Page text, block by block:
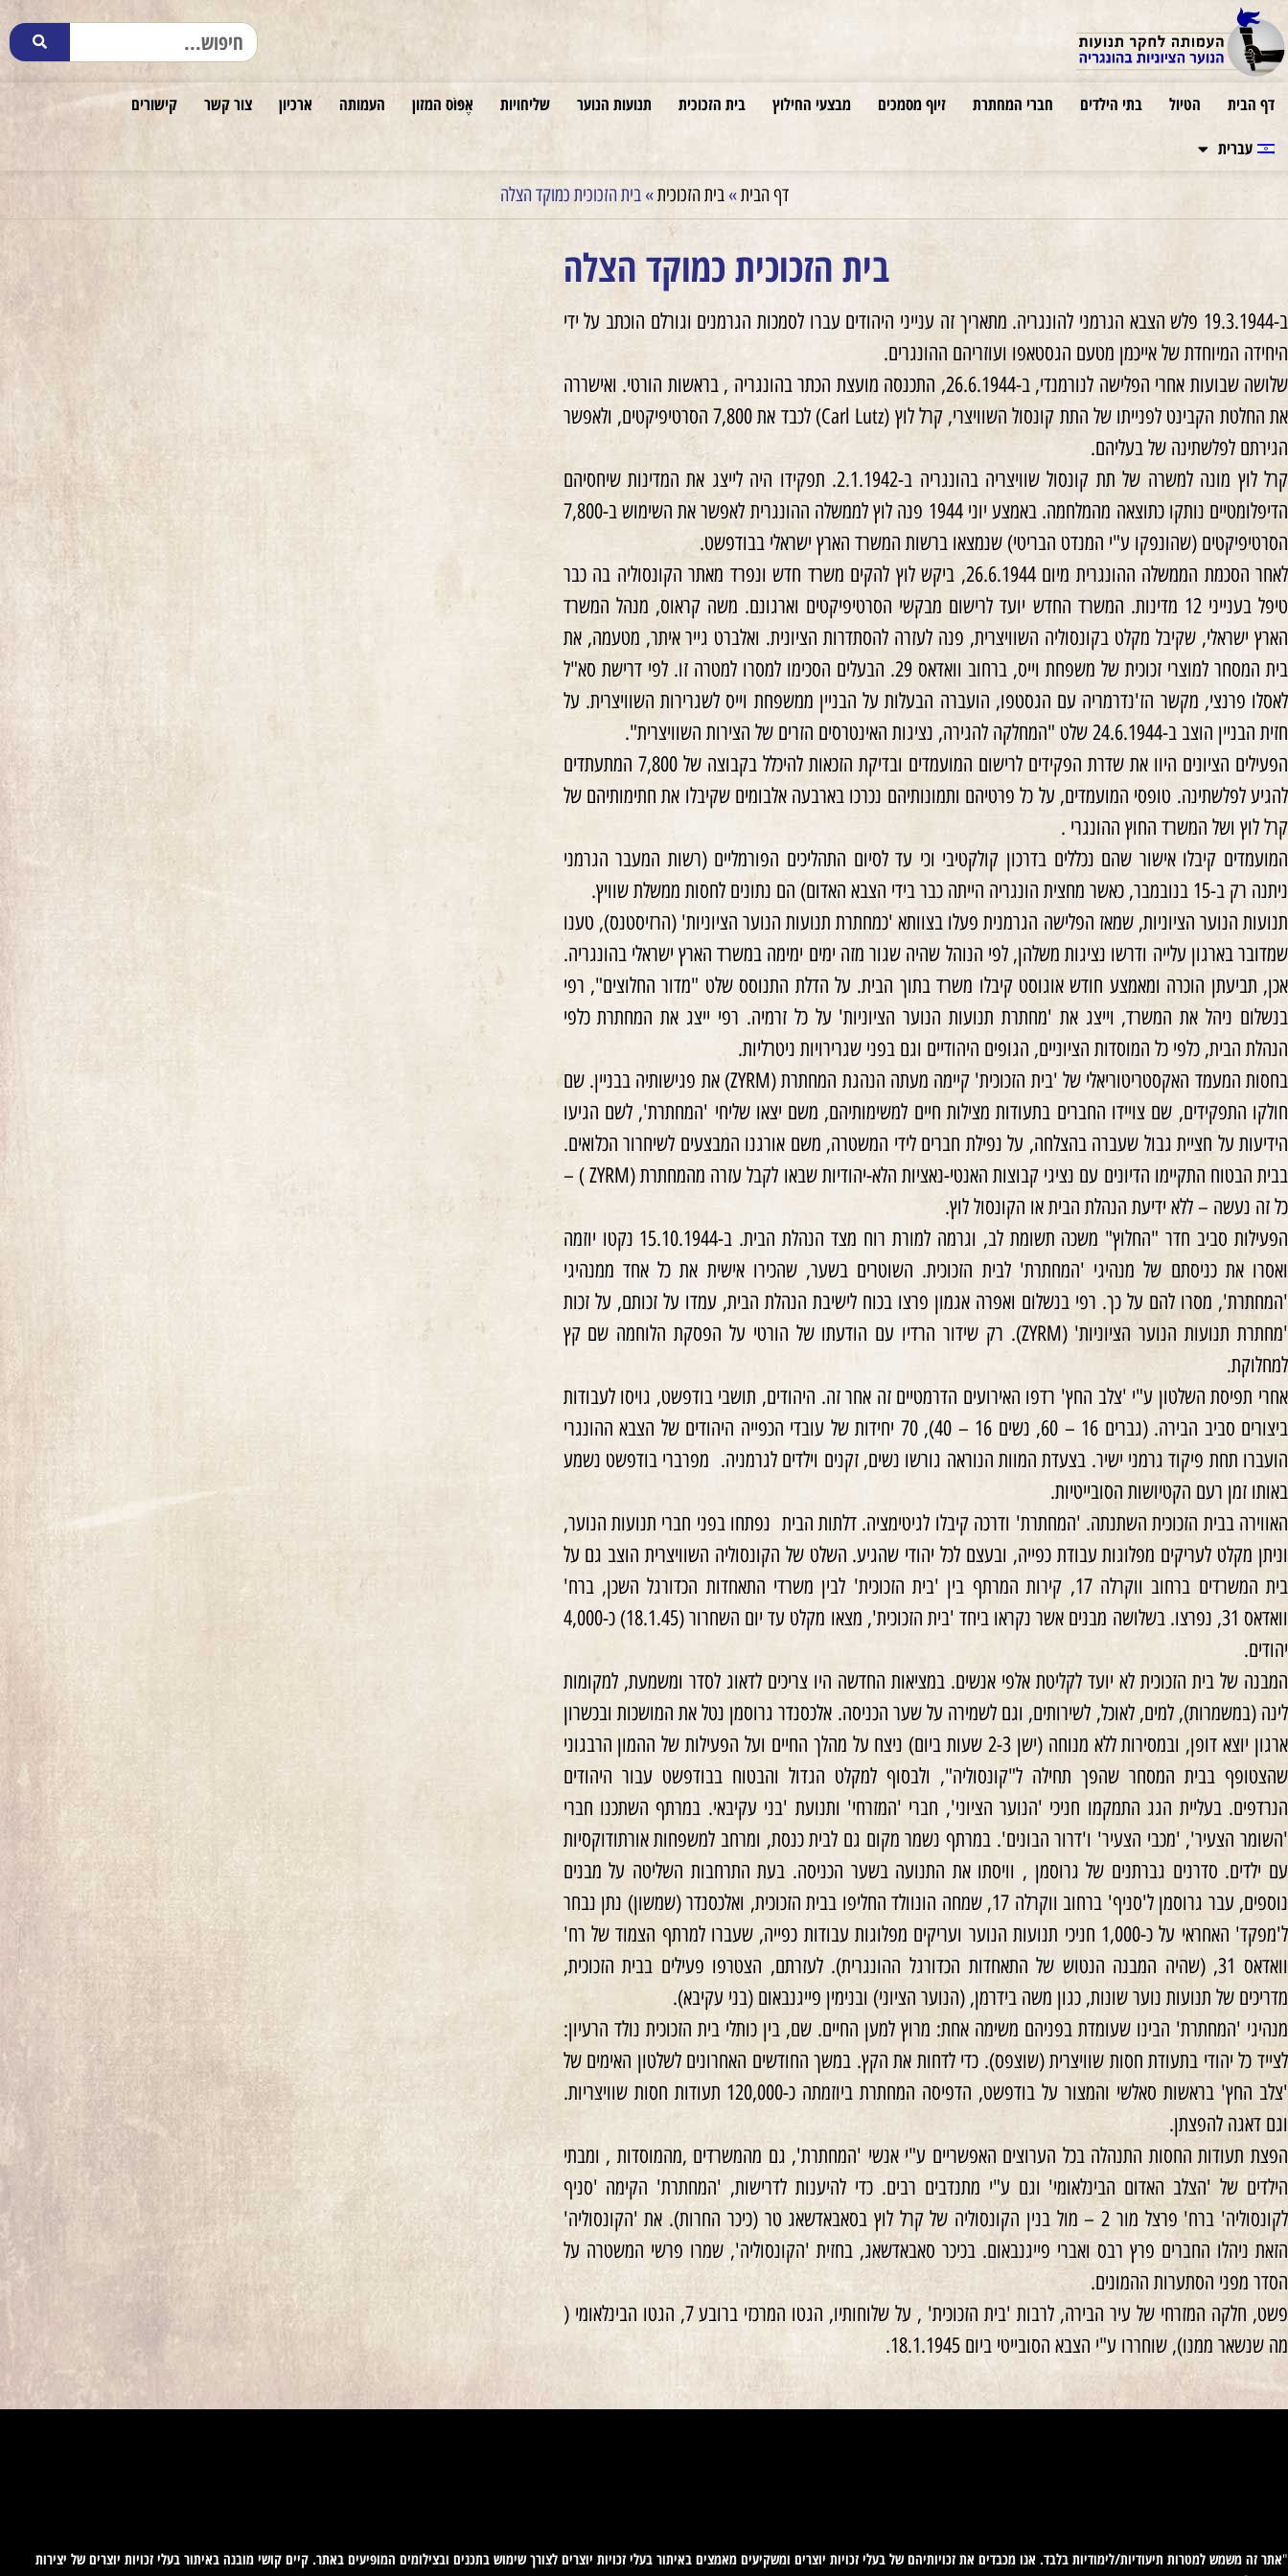
דף הבית הטיול בתי הילדים חברי המחתרת זיוף מסמכים מבצעי החילוץ בית הזכוכית תנועות הנוער שליחויות אֶפּוֹס המזון העמותה ארכיון צור קשר
קישורים
עברית
דף הבית»בית הזכוכית»בית הזכוכית כמוקד הצלה
בית הזכוכית כמוקד הצלה
ב-19.3.1944 פלש הצבא הגרמני להונגריה. מתאריך זה ענייני היהודים עברו לסמכות הגרמנים וגורלם הוכתב על ידי
היחידה המיוחדת של אייכמן מטעם הגסטאפו ועוזריהם ההונגרים.
שלושה שבועות אחרי הפלישה לנורמנדי, ב-26.6.1944, התכנסה מועצת הכתר בהונגריה , בראשות הורטי. ואישררה
את החלטת הקבינט לפנייתו של התת קונסול השוויצרי, קרל לוץ (Carl Lutz) לכבד את 7,800 הסרטיפיקטים, ולאפשר
הגירתם לפלשתינה של בעליהם.
קרל לוץ מונה למשרה של תת קונסול שוויצריה בהונגריה ב-2.1.1942. תפקידו היה לייצג את המדינות שיחסיהם
הדיפלומטיים נותקו כתוצאה מהמלחמה. באמצע יוני 1944 פנה לוץ לממשלה ההונגרית לאפשר את השימוש ב-7,800
הסרטיפיקטים (שהונפקו ע"י המנדט הבריטי) שנמצאו ברשות המשרד הארץ ישראלי בבודפשט.
לאחר הסכמת הממשלה ההונגרית מיום 26.6.1944, ביקש לוץ להקים משרד חדש ונפרד מאתר הקונסוליה בה כבר
טיפל בענייני 12 מדינות. המשרד החדש יועד לרישום מבקשי הסרטיפיקטים וארגונם. משה קראוס, מנהל המשרד
הארץ ישראלי, שקיבל מקלט בקונסוליה השוויצרית, פנה לעזרה להסתדרות הציונית. ואלברט גייר איתר, מטעמה, את
בית המסחר למוצרי זכוכית של משפחת וייס, ברחוב וואדאס 29. הבעלים הסכימו למסרו למטרה זו. לפי דרישת סא"ל
לאסלו פרנצי, מקשר הז'נדרמריה עם הגסטפו, הועברה הבעלות על הבניין ממשפחת וייס לשגרירות השוויצרית. על
חזית הבניין הוצב ב-24.6.1944 שלט "המחלקה להגירה, נציגות האינטרסים הזרים של הצירות השוויצרית".
הפעילים הציונים היוו את שדרת הפקידים לרישום המועמדים ובדיקת הזכאות להיכלל בקבוצה של 7,800 המתעתדים
להגיע לפלשתינה. טופסי המועמדים, על כל פרטיהם ותמונותיהם נכרכו בארבעה אלבומים שקיבלו את חתימותיהם של
קרל לוץ ושל המשרד החוץ ההונגרי .
המועמדים קיבלו אישור שהם נכללים בדרכון קולקטיבי וכי עד לסיום התהליכים הפורמליים (רשות המעבר הגרמני
ניתנה רק ב-15 בנובמבר, כאשר מחצית הונגריה הייתה כבר בידי הצבא האדום) הם נתונים לחסות ממשלת שוויץ.
תנועות הנוער הציוניות, שמאז הפלישה הגרמנית פעלו בצוותא 'כמחתרת תנועות הנוער הציוניות' (הרזיסטנס), טענו
שמדובר בארגון עלייה ודרשו נציגות משלהן, לפי הנוהל שהיה שגור מזה ימים ימימה במשרד הארץ ישראלי בהונגריה.
אכן, תביעתן הוכרה ומאמצע חודש אוגוסט קיבלו משרד בתוך הבית. על הדלת התנוסס שלט "מדור החלוצים", רפי
בנשלום ניהל את המשרד, וייצג את 'מחתרת תנועות הנוער הציוניות' על כל זרמיה. רפי ייצג את המחתרת כלפי
הנהלת הבית, כלפי כל המוסדות הציוניים, הגופים היהודיים וגם בפני שגרירויות ניטרליות.
בחסות המעמד האקסטריטוריאלי של 'בית הזכוכית' קיימה מעתה הנהגת המחתרת (ZYRM) את פגישותיה בבניין. שם
חולקו התפקידים, שם צויידו החברים בתעודות מצילות חיים למשימותיהם, משם יצאו שליחי 'המחתרת', לשם הגיעו
הידיעות על חציית גבול שעברה בהצלחה, על נפילת חברים לידי המשטרה, משם אורגנו המבצעים לשיחרור הכלואים.
בבית הבטוח התקיימו הדיונים עם נציגי קבוצות האנטי-נאציות הלא-יהודיות שבאו לקבל עזרה מהמחתרת (ZYRM ) –
כל זה נעשה – ללא ידיעת הנהלת הבית או הקונסול לוץ.
הפעילות סביב חדר "החלוץ" משכה תשומת לב, וגרמה למורת רוח מצד הנהלת הבית. ב-15.10.1944 נקטו יוזמה
ואסרו את כניסתם של מנהיגי 'המחתרת' לבית הזכוכית. השוטרים בשער, שהכירו אישית את כל אחד ממנהיגי
'המחתרת', מסרו להם על כך. רפי בנשלום ואפרה אגמון פרצו בכוח לישיבת הנהלת הבית, עמדו על זכותם, על זכות
'מחתרת תנועות הנוער הציוניות' (ZYRM). רק שידור הרדיו עם הודעתו של הורטי על הפסקת הלוחמה שם קץ
למחלוקת.
אחרי תפיסת השלטון ע"י 'צלב החץ' רדפו האירועים הדרמטיים זה אחר זה. היהודים, תושבי בודפשט, גויסו לעבודות
ביצורים סביב הבירה. (גברים 16 – 60, נשים 16 – 40), 70 יחידות של עובדי הכפייה היהודים של הצבא ההונגרי
הועברו תחת פיקוד גרמני ישיר. בצעדת המוות הנוראה גורשו נשים, זקנים וילדים לגרמניה. מפרברי בודפשט נשמע
באותו זמן רעם הקטיושות הסובייטיות.
האווירה בבית הזכוכית השתנתה. 'המחתרת' ודרכה קיבלו לגיטימציה. דלתות הבית נפתחו בפני חברי תנועות הנוער,
וניתן מקלט לעריקים מפלוגות עבודת כפייה, ובעצם לכל יהודי שהגיע. השלט של הקונסוליה השוויצרית הוצב גם על
בית המשרדים ברחוב ווקרלה 17, קירות המרתף בין 'בית הזכוכית' לבין משרדי התאחדות הכדורגל השכן, ברח'
וואדאס 31, נפרצו. בשלושה מבנים אשר נקראו ביחד 'בית הזכוכית', מצאו מקלט עד יום השחרור (18.1.45) כ-4,000
יהודים.
המבנה של בית הזכוכית לא יועד לקליטת אלפי אנשים. במציאות החדשה היו צריכים לדאוג לסדר ומשמעת, למקומות
לינה (במשמרות), למים, לאוכל, לשירותים, וגם לשמירה על שער הכניסה. אלכסנדר גרוסמן נטל את המושכות ובכשרון
ארגון יוצא דופן, ובמסירות ללא מנוחה (ישן 2-3 שעות ביום) ניצח על מהלך החיים ועל הפעילות של ההמון הרבגוני
שהצטופף בבית המסחר שהפך תחילה ל"קונסוליה", ולבסוף למקלט הגדול והבטוח בבודפשט עבור היהודים
הנרדפים. בעליית הגג התמקמו חניכי 'הנוער הציוני', חברי 'המזרחי' ותנועת 'בני עקיבאי. במרתף השתכנו חברי
'השומר הצעיר', 'מכבי הצעיר' ו'דרור הבונים'. במרתף נשמר מקום גם לבית כנסת, ומרחב למשפחות אורתודוקסיות
עם ילדים. סדרנים גברתנים של גרוסמן , וויסתו את התנועה בשער הכניסה. בעת התרחבות השליטה על מבנים
נוספים, עבר גרוסמן ל'סניף' ברחוב ווקרלה 17, שמחה הונוולד החליפו בבית הזכוכית, ואלכסנדר (שמשון) נתן נבחר
ל'מפקד' האחראי על כ-1,000 חניכי תנועות הנוער ועריקים מפלוגות עבודות כפייה, שעברו למרתף הצמוד של רח'
וואדאס 31, (שהיה המבנה הנטוש של התאחדות הכדורגל ההונגרית). לעזרתם, הצטרפו פעילים בבית הזכוכית,
מדריכים של תנועות נוער שונות, כגון משה בידרמן, (הנוער הציוני) ובנימין פייגנבאום (בני עקיבא).
מנהיגי 'המחתרת' הבינו שעומדת בפניהם משימה אחת: מרוץ למען החיים. שם, בין כותלי בית הזכוכית נולד הרעיון:
לצייד כל יהודי בתעודת חסות שוויצרית (שוצפס). כדי לדחות את הקץ. במשך החודשים האחרונים לשלטון האימים של
'צלב החץ' בראשות סאלשי והמצור על בודפשט, הדפיסה המחתרת ביוזמתה כ-120,000 תעודות חסות שוויצריות.
וגם דאגה להפצתן.
הפצת תעודות החסות התנהלה בכל הערוצים האפשריים ע"י אנשי 'המחתרת', גם מהמשרדים ,מהמוסדות , ומבתי
הילדים של 'הצלב האדום הבינלאומי' וגם ע"י מתנדבים רבים. כדי להיענות לדרישות, 'המחתרת' הקימה 'סניף
לקונסוליה' ברח' פרצל מור 2 – מול בנין הקונסוליה של קרל לוץ בסאבאדשאג טר (כיכר החרות). את 'הקונסוליה'
הזאת ניהלו החברים פרץ רבס ואברי פייגנבאום. בכיכר סאבאדשאג, בחזית 'הקונסוליה', שמרו פרשי המשטרה על
הסדר מפני הסתערות ההמונים.
פשט, חלקה המזרחי של עיר הבירה, לרבות 'בית הזכוכית' , על שלוחותיו, הגטו המרכזי ברובע 7, הגטו הבינלאומי (
מה שנשאר ממנו), שוחררו ע"י הצבא הסובייטי ביום 18.1.1945.
"אתר זה משמש למטרות תיעודיות/לימודיות בלבד. אנו מכבדים את זכויותיהם של בעלי זכויות יוצרים ומשקיעים מאמצים באיתור בעלי זכויות יוצרים לצורך שימוש בתכנים ובצילומים המופיעים באתר. קיים קושי מובנה באיתור בעלי זכויות יוצרים של יצירות